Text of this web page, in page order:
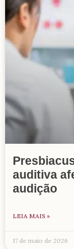
auditiva
audição
LEIA MAIS »
17 de maio de 2026